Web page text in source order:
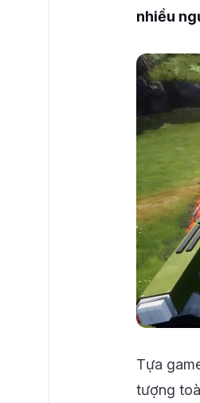
nhiều
Tựa
tượng